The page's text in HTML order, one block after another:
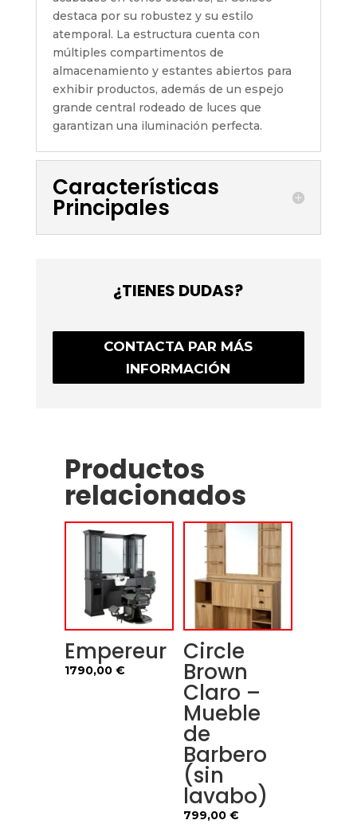
destaca por su robustez y su estilo
atemporal. La estructura cuenta con
múltiples compartimentos de
almacenamiento y estantes abiertos para
exhibir productos, además de un espejo
grande central rodeado de luces que
garantizan una iluminación perfecta.
Características
Principales
¿TIENES DUDAS?
CONTACTA PAR MÁS
INFORMACIÓN
Productos
relacionados
Empereur
1790,00 €
Circle
Brown
Claro –
Mueble
de
Barbero
(sin
lavabo)
799,00 €